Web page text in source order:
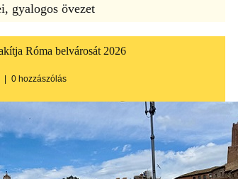
gyalogos övezet
Róma belvárosát 2026
0 hozzászólás